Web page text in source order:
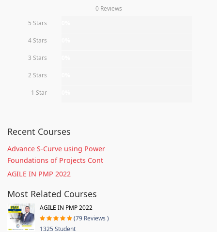
0 Reviews
5 Stars
4 Stars
3 Stars
2 Stars
1 Star
Recent Courses
Advance S-Curve using Power
Foundations of Projects Cont
AGILE IN PMP 2022
Most Related Courses
AGILE IN PMP 2022
(79 Reviews )
1325 Student